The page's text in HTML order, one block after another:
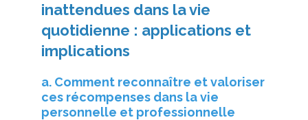
inattendues dans la vie
quotidienne : applications et
implications
a. Comment reconnaître et valoriser
ces récompenses dans la vie
personnelle et professionnelle